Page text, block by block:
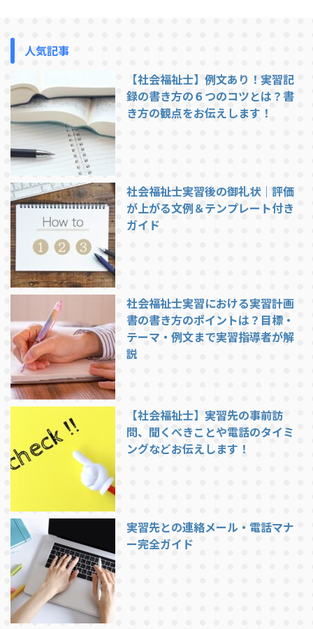
人気記事
【社会福祉士】例文あり！実習記
録の書き方の６つのコツとは？書
き方の観点をお伝えします！
社会福祉士実習後の御礼状｜評価
が上がる文例＆テンプレート付き
ガイド
社会福祉士実習における実習計画
書の書き方のポイントは？目標・
テーマ・例文まで実習指導者が解
説
【社会福祉士】実習先の事前訪
問、聞くべきことや電話のタイミ
ングなどお伝えします！
実習先との連絡メール・電話マナ
ー完全ガイド